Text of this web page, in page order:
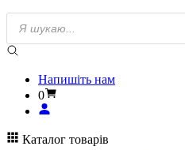
Пошук
товарів
Напишіть нам
0
Каталог товарів